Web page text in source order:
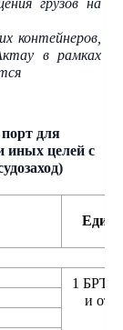
грузов на
контейнеров,
в рамках
порт для
иных целей с
1 БРТ*
и